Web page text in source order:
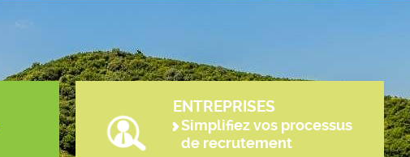
ENTREPRISES
Simplifiez vos processus
de recrutement